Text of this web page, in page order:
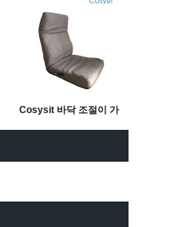
Cosysit 바닥 조절이 가